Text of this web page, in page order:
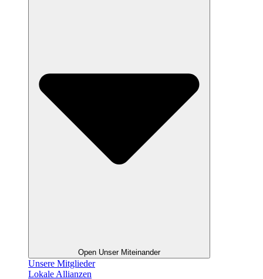
Open Unser Miteinander
Unsere Mitglieder
Lokale Allianzen